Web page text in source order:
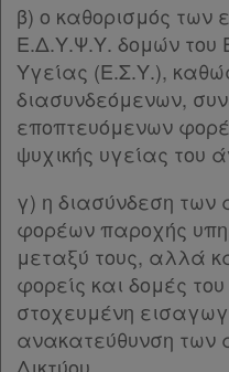
β) ο καθορισμός των
Ε.Δ.Υ.Ψ.Υ. δομών του
Υγείας (Ε.Σ.Υ.),
διασυνδεόμενων,
εποπτευόμενων
ψυχικής υγείας του
γ) η διασύνδεση
φορέων παροχής
μεταξύ τους, αλλά
φορείς και δομές
στοχευμένη
ανακατεύθυνση των